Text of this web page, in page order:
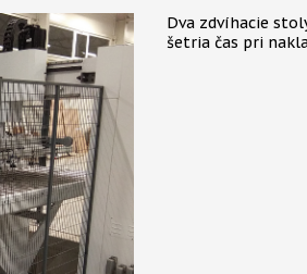
Dva zdvíhacie
šetria čas pri